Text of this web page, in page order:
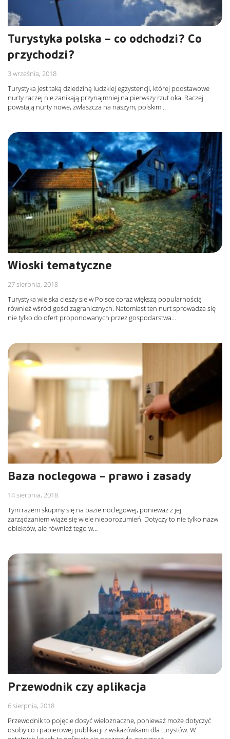
Turystyka polska – co odchodzi? Co
przychodzi?
3 września, 2018
Turystyka jest taką dziedziną ludzkiej egzystencji, której podstawowe
nurty raczej nie zanikają przynajmniej na pierwszy rzut oka. Raczej
powstają nurty nowe, zwłaszcza na naszym, polskim…
Wioski tematyczne
27 sierpnia, 2018
Turystyka wiejska cieszy się w Polsce coraz większą popularnością
również wśród gości zagranicznych. Natomiast ten nurt sprowadza się
nie tylko do ofert proponowanych przez gospodarstwa…
Baza noclegowa – prawo i zasady
14 sierpnia, 2018
Tym razem skupmy się na bazie noclegowej, ponieważ z jej
zarządzaniem wiąże się wiele nieporozumień. Dotyczy to nie tylko nazw
obiektów, ale również tego w…
Przewodnik czy aplikacja
6 sierpnia, 2018
Przewodnik to pojęcie dosyć wieloznaczne, ponieważ może dotyczyć
osoby co i papierowej publikacji z wskazówkami dla turystów. W